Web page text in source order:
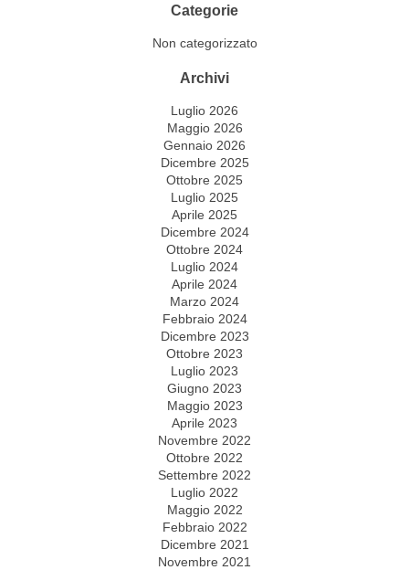
Categorie
Non categorizzato
Archivi
Luglio 2026
Maggio 2026
Gennaio 2026
Dicembre 2025
Ottobre 2025
Luglio 2025
Aprile 2025
Dicembre 2024
Ottobre 2024
Luglio 2024
Aprile 2024
Marzo 2024
Febbraio 2024
Dicembre 2023
Ottobre 2023
Luglio 2023
Giugno 2023
Maggio 2023
Aprile 2023
Novembre 2022
Ottobre 2022
Settembre 2022
Luglio 2022
Maggio 2022
Febbraio 2022
Dicembre 2021
Novembre 2021